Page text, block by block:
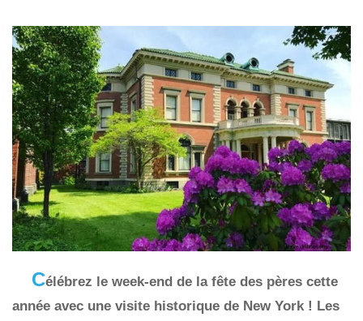
Célébrez le week-end de la fête des pères cette
année avec une visite historique de New York ! Les